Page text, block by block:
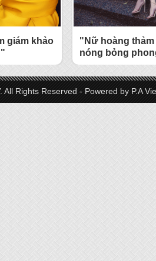
giám khảo
"Nữ hoàng
nóng bỏng
All Rights Reserved - Powered by P.A